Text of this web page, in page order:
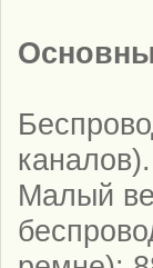
каналов).
Малый